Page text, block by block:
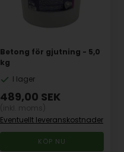
Betong för gjutning - 5,0
kg
I lager
489,00 SEK
Eventuellt leveranskostnader